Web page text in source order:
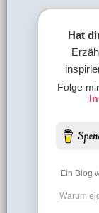
Hat
Folge
Ein Blog
Warum